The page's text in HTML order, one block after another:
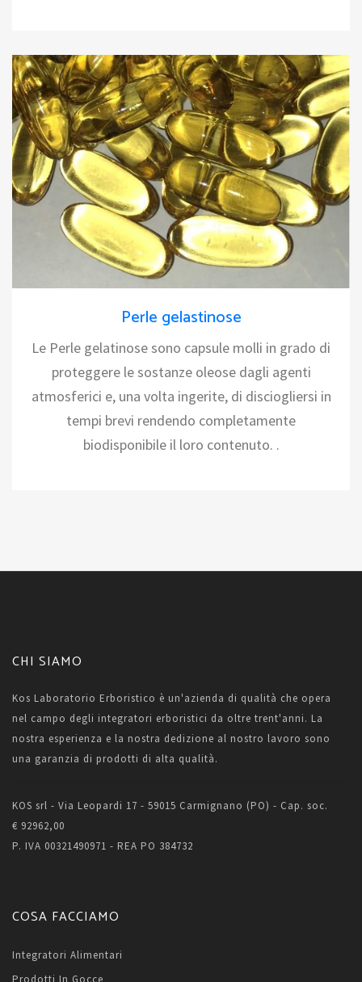
Perle gelastinose
Le Perle gelatinose sono capsule molli in grado di
proteggere le sostanze oleose dagli agenti
atmosferici e, una volta ingerite, di disciogliersi in
tempi brevi rendendo completamente
biodisponibile il loro contenuto. .
CHI SIAMO
Kos Laboratorio Erboristico è un'azienda di qualità che opera
nel campo degli integratori erboristici da oltre trent'anni. La
nostra esperienza e la nostra dedizione al nostro lavoro sono
una garanzia di prodotti di alta qualità.
KOS srl - Via Leopardi 17 - 59015 Carmignano (PO) - Cap. soc.
€ 92962,00
P. IVA 00321490971 - REA PO 384732
COSA FACCIAMO
Integratori Alimentari
Prodotti In Gocce